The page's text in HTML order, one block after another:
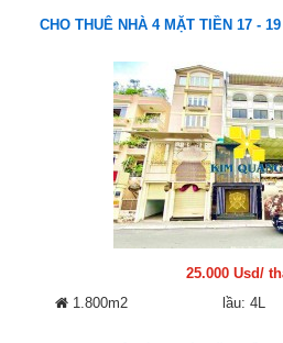
CHO THUÊ NHÀ 4 MẶT TIỀN 17 -
25.000 Usd/
1.800m2
lầu: 4L